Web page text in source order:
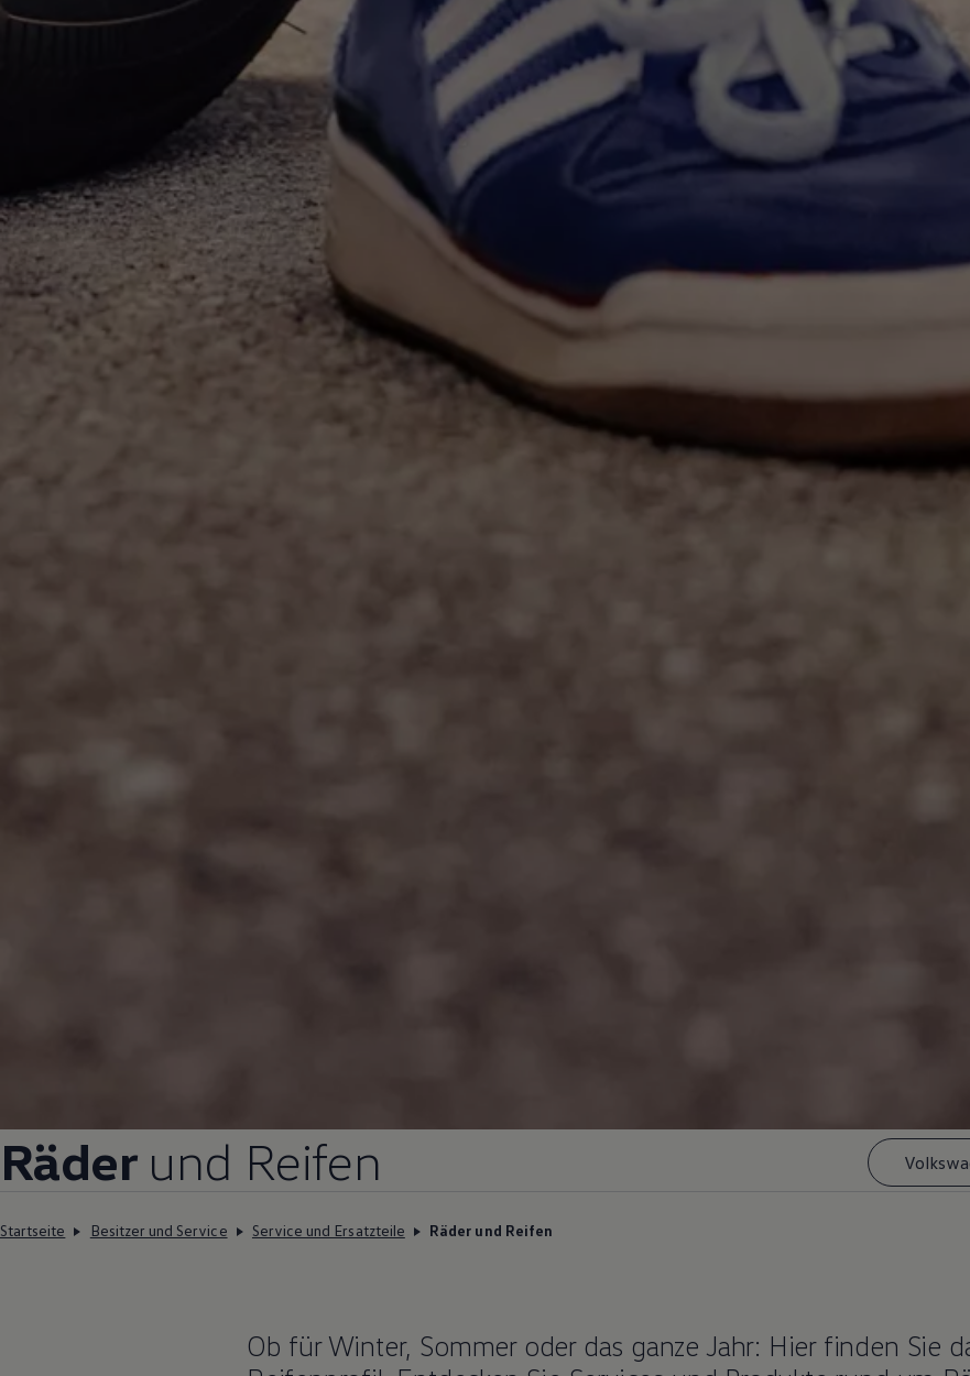
Volkswagen R
Pannen- und Unfallhilfe
Volkswagen Kundenbetreuung
Räder und Reifen
Startseite Besitzer und Service Service und Ersatzteile Räder und Reifen
Ob für Winter, Sommer oder das ganze Jahr: Hier finden Sie